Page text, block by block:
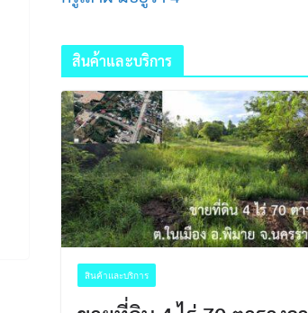
สินค้าและบริการ
สินค้าและบริการ